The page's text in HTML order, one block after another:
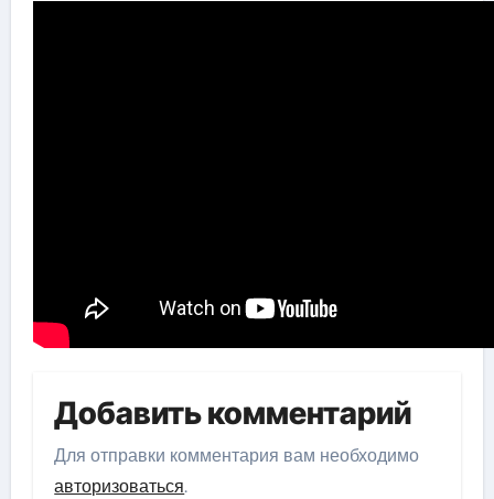
Добавить комментарий
Для отправки комментария вам необходимо
авторизоваться.